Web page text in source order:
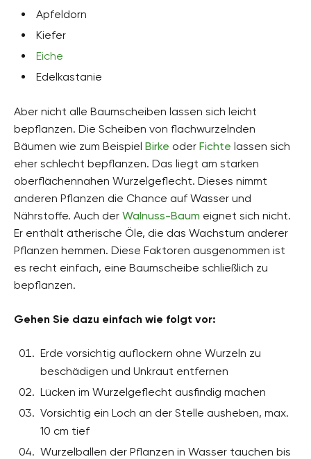
Apfeldorn
Kiefer
Eiche
Edelkastanie
Aber nicht alle Baumscheiben lassen sich leicht
bepflanzen. Die Scheiben von flachwurzelnden
Bäumen wie zum Beispiel Birke oder Fichte lassen sich
eher schlecht bepflanzen. Das liegt am starken
oberflächennahen Wurzelgeflecht. Dieses nimmt
anderen Pflanzen die Chance auf Wasser und
Nährstoffe. Auch der Walnuss-Baum eignet sich nicht.
Er enthält ätherische Öle, die das Wachstum anderer
Pflanzen hemmen. Diese Faktoren ausgenommen ist
es recht einfach, eine Baumscheibe schließlich zu
bepflanzen.
Gehen Sie dazu einfach wie folgt vor:
Erde vorsichtig auflockern ohne Wurzeln zu
beschädigen und Unkraut entfernen
Lücken im Wurzelgeflecht ausfindig machen
Vorsichtig ein Loch an der Stelle ausheben, max.
10 cm tief
Wurzelballen der Pflanzen in Wasser tauchen bis